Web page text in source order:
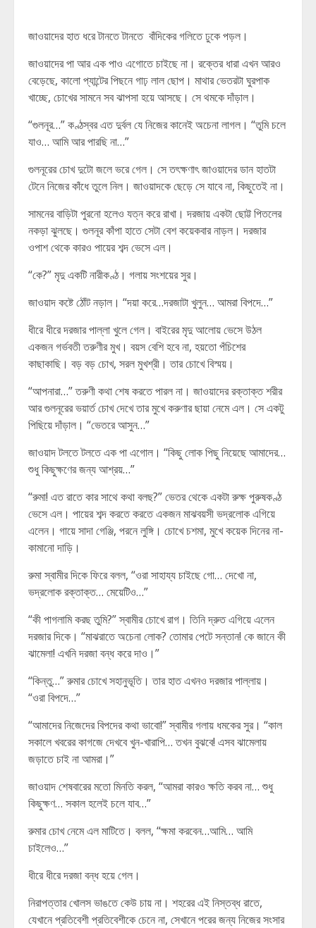
জাওয়াদের হাত ধরে টানতে টানতে বাঁদিকের গলিতে ঢুকে পড়ল।
জাওয়াদের পা আর এক পাও এগোতে চাইছে না। রক্তের ধারা এখন আরও
বেড়েছে, কালো প্যান্টের পিছনে গাঢ় লাল ছোপ। মাথার ভেতরটা ঘুরপাক
খাচ্ছে, চোখের সামনে সব ঝাপসা হয়ে আসছে। সে থমকে দাঁড়াল।
“গুলনূর…” কণ্ঠস্বর এত দুর্বল যে নিজের কানেই অচেনা লাগল। “তুমি চলে
যাও… আমি আর পারছি না…”
গুলনূরের চোখ দুটো জলে ভরে গেল। সে তৎক্ষণাৎ জাওয়াদের ডান হাতটা
টেনে নিজের কাঁধে তুলে নিল। জাওয়াদকে ছেড়ে সে যাবে না, কিছুতেই না।
সামনের বাড়িটা পুরনো হলেও যত্ন করে রাখা। দরজায় একটা ছোট্ট পিতলের
নকড়া ঝুলছে। গুলনূর কাঁপা হাতে সেটা বেশ কয়েকবার নাড়ল। দরজার
ওপাশ থেকে কারও পায়ের শব্দ ভেসে এল।
“কে?” মৃদু একটি নারীকণ্ঠ। গলায় সংশয়ের সুর।
জাওয়াদ কষ্টে ঠোঁট নড়াল। “দয়া করে…দরজাটা খুলুন… আমরা বিপদে…”
ধীরে ধীরে দরজার পাল্লা খুলে গেল। বাইরের মৃদু আলোয় ভেসে উঠল
একজন গর্ভবতী তরুণীর মুখ। বয়স বেশি হবে না, হয়তো পঁচিশের
কাছাকাছি। বড় বড় চোখ, সরল মুখশ্রী। তার চোখে বিস্ময়।
“আপনারা…” তরুণী কথা শেষ করতে পারল না। জাওয়াদের রক্তাক্ত শরীর
আর গুলনূরের ভয়ার্ত চোখ দেখে তার মুখে করুণার ছায়া নেমে এল। সে একটু
পিছিয়ে দাঁড়াল। “ভেতরে আসুন…”
জাওয়াদ টলতে টলতে এক পা এগোল। “কিছু লোক পিছু নিয়েছে আমাদের…
শুধু কিছুক্ষণের জন্য আশ্রয়…”
“রুমা! এত রাতে কার সাথে কথা বলছ?” ভেতর থেকে একটা রুক্ষ পুরুষকণ্ঠ
ভেসে এল। পায়ের শব্দ করতে করতে একজন মাঝবয়সী ভদ্রলোক এগিয়ে
এলেন। গায়ে সাদা গেঞ্জি, পরনে লুঙ্গি। চোখে চশমা, মুখে কয়েক দিনের না-
কামানো দাড়ি।
রুমা স্বামীর দিকে ফিরে বলল, “ওরা সাহায্য চাইছে গো… দেখো না,
ভদ্রলোক রক্তাক্ত… মেয়েটিও…”
“কী পাগলামি করছ তুমি?” স্বামীর চোখে রাগ। তিনি দ্রুত এগিয়ে এলেন
দরজার দিকে। “মাঝরাতে অচেনা লোক? তোমার পেটে সন্তান! কে জানে কী
ঝামেলা! এখনি দরজা বন্ধ করে দাও।”
“কিন্তু…” রুমার চোখে সহানুভূতি। তার হাত এখনও দরজার পাল্লায়।
“ওরা বিপদে…”
“আমাদের নিজেদের বিপদের কথা ভাবো!” স্বামীর গলায় ধমকের সুর। “কাল
সকালে খবরের কাগজে দেখবে খুন-খারাপি… তখন বুঝবে! এসব ঝামেলায়
জড়াতে চাই না আমরা।”
জাওয়াদ শেষবারের মতো মিনতি করল, “আমরা কারও ক্ষতি করব না… শুধু
কিছুক্ষণ… সকাল হলেই চলে যাব…”
রুমার চোখ নেমে এল মাটিতে। বলল, “ক্ষমা করবেন…আমি… আমি
চাইলেও…”
ধীরে ধীরে দরজা বন্ধ হয়ে গেল।
নিরাপত্তার খোলস ভাঙতে কেউ চায় না। শহরের এই নিস্তব্ধ রাতে,
যেখানে প্রতিবেশী প্রতিবেশীকে চেনে না, সেখানে পরের জন্য নিজের সংসার